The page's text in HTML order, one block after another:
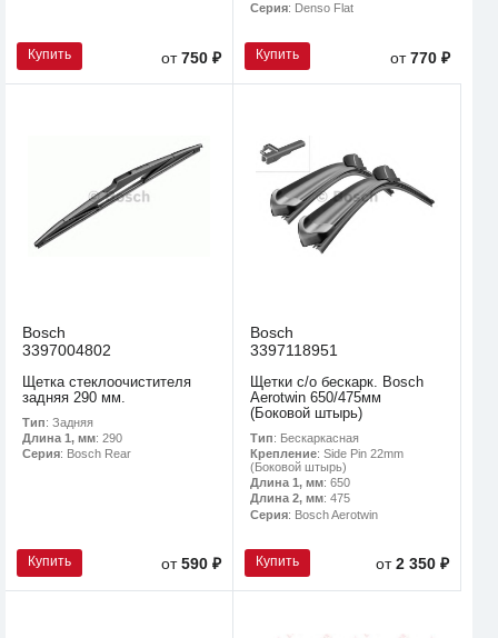
Купить от750 ₽
Серия: Denso Flat
Купить от770 ₽
Bosch
3397004802
Щетка стеклоочистителя
задняя 290 мм.
Тип: Задняя
Длина 1, мм: 290
Серия: Bosch Rear
Купить от590 ₽
Bosch
3397118951
Щетки с/о бескарк. Bosch
Aerotwin 650/475мм
(Боковой штырь)
Тип: Бескаркасная
Крепление: Side Pin 22mm
(Боковой штырь)
Длина 1, мм: 650
Длина 2, мм: 475
Серия: Bosch Aerotwin
Купить от2 350 ₽